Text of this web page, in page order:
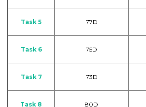
Task 5 77D
Task 6 75D
Task 7 73D
Task 8 80D